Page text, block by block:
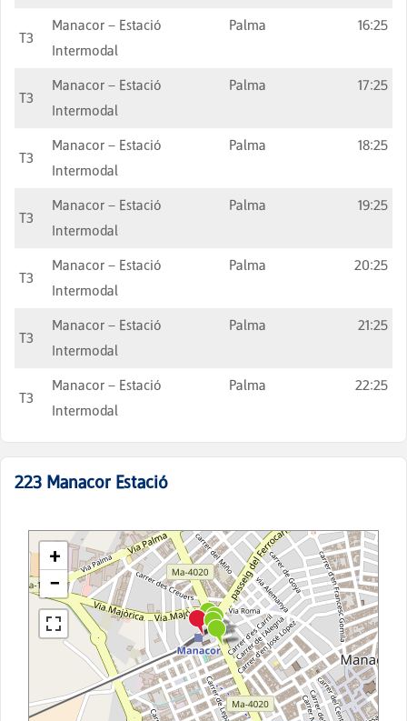
T3
Manacor – Estació
Intermodal
Palma 16:25
T3
Manacor – Estació
Intermodal
Palma 17:25
T3
Manacor – Estació
Intermodal
Palma 18:25
T3
Manacor – Estació
Intermodal
Palma 19:25
T3
Manacor – Estació
Intermodal
Palma 20:25
T3
Manacor – Estació
Intermodal
Palma 21:25
T3
Manacor – Estació
Intermodal
Palma 22:25
223 Manacor Estació